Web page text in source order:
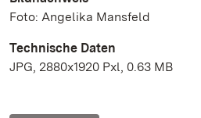
Foto: Angelika Mansfeld
Technische Daten
JPG, 2880x1920 Pxl, 0.63 MB